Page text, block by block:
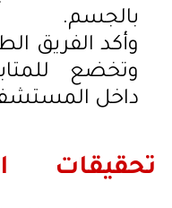
بالجسم.
وأكد الفريق
وتخضع
داخل
تحقيقات